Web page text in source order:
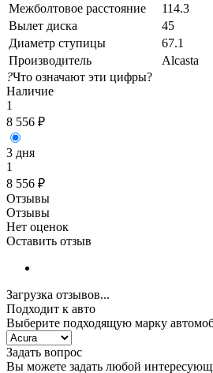
Межболтовое расстояние
114.3
Вылет диска
45
Диаметр ступицы
67.1
Производитель
Alcasta
?Что означают эти цифры?
Наличие
1
8 556 ₽
3 дня
1
8 556 ₽
Отзывы
Отзывы
Нет оценок
Оставить отзыв
Загрузка отзывов...
Подходит к авто
Выберите подходящую марку
Задать вопрос
Вы можете задать любой